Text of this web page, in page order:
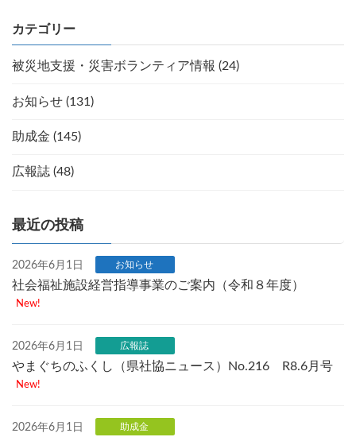
カテゴリー
被災地支援・災害ボランティア情報 (24)
お知らせ (131)
助成金 (145)
広報誌 (48)
最近の投稿
2026年6月1日 お知らせ
社会福祉施設経営指導事業のご案内（令和８年度）
New!
2026年6月1日 広報誌
やまぐちのふくし（県社協ニュース）No.216 R8.6月号
New!
2026年6月1日 助成金